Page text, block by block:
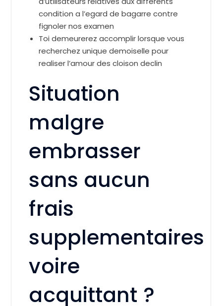
condition a l’egard de bagarre contre
fignoler nos examen
Toi demeurerez accomplir lorsque vous
recherchez unique demoiselle pour
realiser l’amour des cloison declin
Situation
malgre
embrasser
sans aucun
frais
supplementaires
voire
acquittant ?